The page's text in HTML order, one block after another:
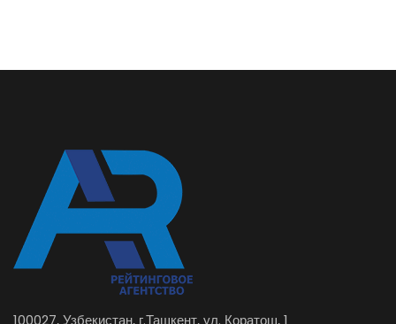
100027, Узбекистан, г.Ташкент, ул. Коратош, 1